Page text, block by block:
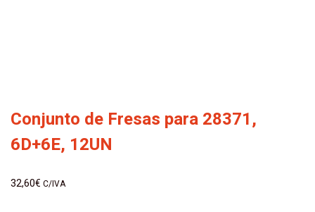
Conjunto de Fresas para 28371,
6D+6E, 12UN
32,60€ C/IVA